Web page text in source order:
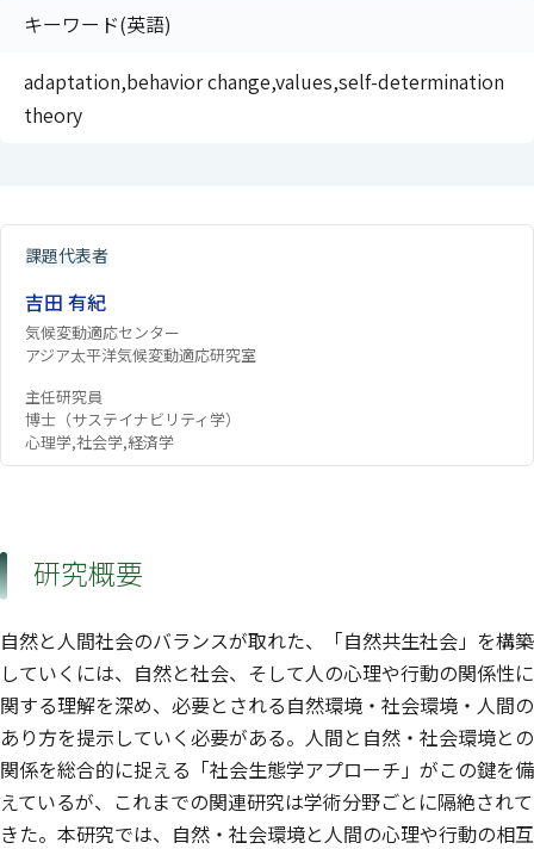
キーワード(英語)
adaptation,behavior change,values,self-determination
theory
課題代表者
吉田 有紀
気候変動適応センター
アジア太平洋気候変動適応研究室
主任研究員
博士（サステイナビリティ学）
心理学,社会学,経済学
研究概要
自然と人間社会のバランスが取れた、「自然共生社会」を構築
していくには、自然と社会、そして人の心理や行動の関係性に
関する理解を深め、必要とされる自然環境・社会環境・人間の
あり方を提示していく必要がある。人間と自然・社会環境との
関係を総合的に捉える「社会生態学アプローチ」がこの鍵を備
えているが、これまでの関連研究は学術分野ごとに隔絶されて
きた。本研究では、自然・社会環境と人間の心理や行動の相互